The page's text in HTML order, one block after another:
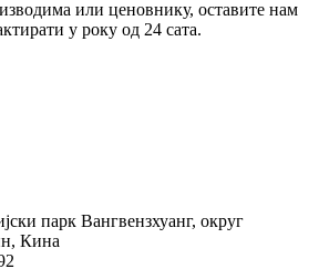
или ценовнику, оставите нам
у року од 24 сата.
парк Вангвензхуанг, округ
Кина